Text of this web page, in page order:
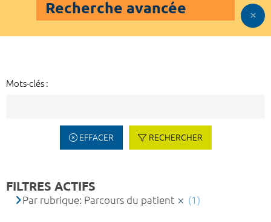
Recherche avancée
Mots-clés :
EFFACER RECHERCHER
FILTRES ACTIFS
Par rubrique: Parcours du patient (1)